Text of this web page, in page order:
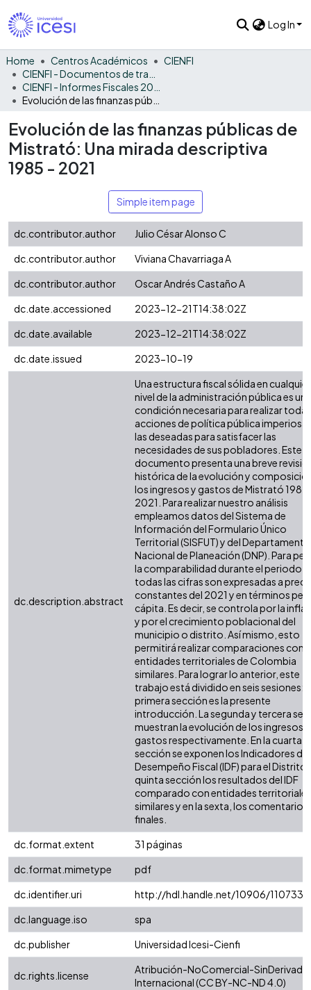
Log In
Home Centros Académicos
CIENFI
Evolución de las finanzas públicas de
Mistrató: Una mirada descriptiva
1985 - 2021
Simple item page
dc.contributor.author
Julio César Alonso C
dc.contributor.author
Viviana Chavarriaga A
dc.contributor.author
Oscar Andrés Castaño A
dc.date.accessioned
2023-12-21T14:38:02Z
dc.date.available
2023-12-21T14:38:02Z
dc.date.issued
2023-10-19
dc.description.abstract
Una estructura fiscal sólida en cualquier
nivel de la administración pública es una
condición necesaria para realizar
acciones de política pública
las deseadas para satisfacer las
necesidades de sus pobladores. Este
documento presenta una breve
histórica de la evolución y
los ingresos y gastos de Mistrató 1985
2021. Para realizar nuestro análisis
empleamos datos del Sistema de
Información del Formulario Único
Territorial (SISFUT) y del Departamento
Nacional de Planeación (DNP). Para
la comparabilidad durante el periodo,
todas las cifras son expresadas a
constantes del 2021 y en términos per
cápita. Es decir, se controla por la
y por el crecimiento poblacional del
municipio o distrito. Así mismo, esto
permitirá realizar comparaciones con
entidades territoriales de Colombia
similares. Para lograr lo anterior, este
trabajo está dividido en seis sesiones:
primera sección es la presente
introducción. La segunda y tercera
muestran la evolución de los ingresos
gastos respectivamente. En la cuarta
sección se exponen los Indicadores de
Desempeño Fiscal (IDF) para el Distrito.
quinta sección los resultados del IDF
comparado con entidades territoriales
similares y en la sexta, los comentarios
finales.
dc.format.extent
31 páginas
dc.format.mimetype
pdf
dc.identifier.uri
http://hdl.handle.net/10906/110733
dc.language.iso
spa
dc.publisher
Universidad Icesi-Cienfi
dc.rights.license
Atribución-NoComercial-
Internacional (CC BY-NC-ND 4.0)